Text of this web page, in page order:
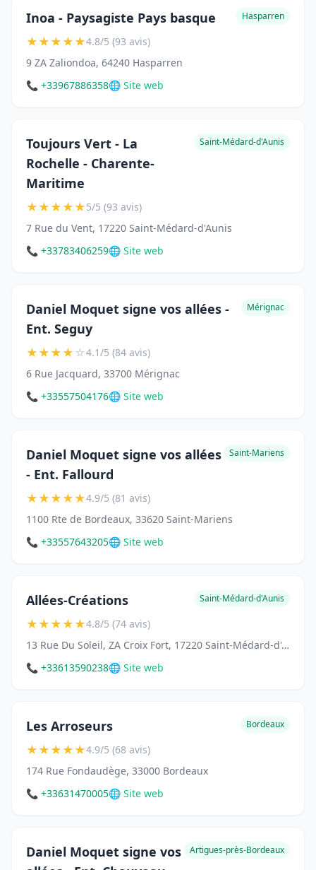
Inoa - Paysagiste Pays basque Hasparren
★★★★★4.8/5 (93 avis)
9 ZA Zaliondoa, 64240 Hasparren
📞 +33967886358🌐 Site web
Toujours Vert - La
Rochelle - Charente-
Maritime
Saint-Médard-d'Aunis
★★★★★5/5 (93 avis)
7 Rue du Vent, 17220 Saint-Médard-d'Aunis
📞 +33783406259🌐 Site web
Daniel Moquet signe vos allées -
Ent. Seguy
Mérignac
★★★★☆4.1/5 (84 avis)
6 Rue Jacquard, 33700 Mérignac
📞 +33557504176🌐 Site web
Daniel Moquet signe vos allées
- Ent. Fallourd
Saint-Mariens
★★★★★4.9/5 (81 avis)
1100 Rte de Bordeaux, 33620 Saint-Mariens
📞 +33557643205🌐 Site web
Allées-Créations Saint-Médard-d'Aunis
★★★★★4.8/5 (74 avis)
13 Rue Du Soleil, ZA Croix Fort, 17220 Saint-Médard-d'Aunis
📞 +33613590238🌐 Site web
Les Arroseurs Bordeaux
★★★★★4.9/5 (68 avis)
174 Rue Fondaudège, 33000 Bordeaux
📞 +33631470005🌐 Site web
Daniel Moquet signe vos
Artigues-près-Bordeaux